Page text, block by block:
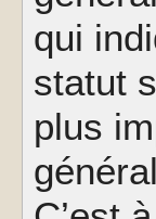
qui
statut
plus